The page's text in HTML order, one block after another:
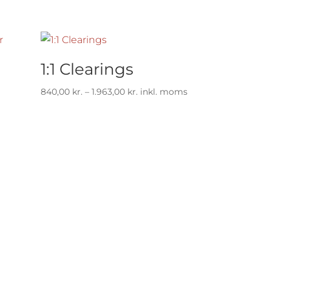
1:1 Clearings
840,00 kr. – 1.963,00 kr. Prisinterval:
inkl. moms